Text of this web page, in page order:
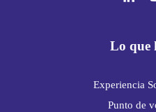
Lo que
Experiencia
Punto de